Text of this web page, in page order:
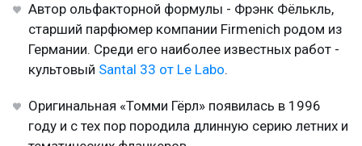
Автор ольфакторной формулы - Фрэнк Фёлькль,
старший парфюмер компании Firmenich родом из
Германии. Среди его наиболее известных работ -
культовый Santal 33 от Le Labo.
Оригинальная «Томми Гёрл» появилась в 1996
году и с тех пор породила длинную серию летних и